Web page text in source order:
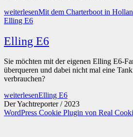
weiterlesenMit dem Charterboot in
Elling E6
Elling E6
Sie möchten mit der eigenen Elling E6-
überqueren und dabei nicht mal eine
verbrauchen?
weiterlesenElling E6
Der Yachtreporter / 2023
WordPress Cookie Plugin von Real